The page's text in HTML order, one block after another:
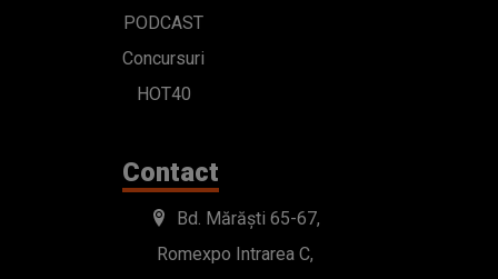
PODCAST
Concursuri
HOT40
Contact
Bd. Mărăști 65-67,
Romexpo Intrarea C,